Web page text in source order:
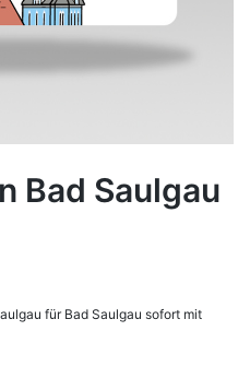
Bad Saulgau
für Bad Saulgau sofort mit